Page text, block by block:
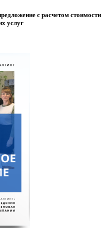
с расчетом стоимости
услуг